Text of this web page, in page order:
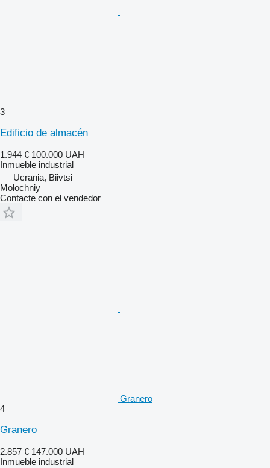
3
Edificio de almacén
1.944 € 100.000 UAH
Inmueble industrial
Ucrania, Biivtsi
Molochniy
Contacte con el vendedor
Granero
4
Granero
2.857 € 147.000 UAH
Inmueble industrial